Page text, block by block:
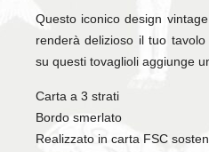
Questo iconico design
renderà delizioso il tuo
su questi tovaglioli aggiunge
Carta a 3 strati
Bordo smerlato
Realizzato in carta FSC